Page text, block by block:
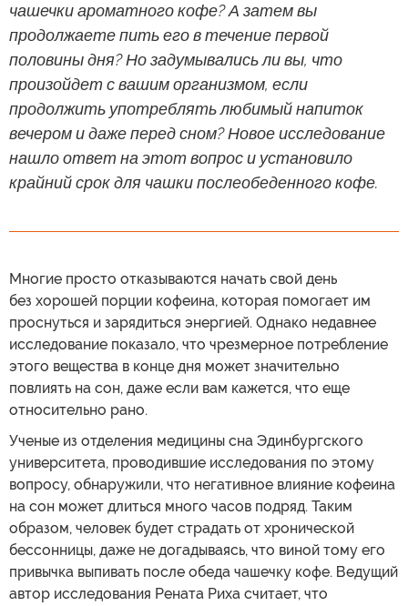
чашечки ароматного кофе? А затем вы
продолжаете пить его в течение первой
половины дня? Но задумывались ли вы, что
произойдет с вашим организмом, если
продолжить употреблять любимый напиток
вечером и даже перед сном? Новое исследование
нашло ответ на этот вопрос и установило
крайний срок для чашки послеобеденного кофе.
Многие просто отказываются начать свой день
без хорошей порции кофеина, которая помогает им
проснуться и зарядиться энергией. Однако недавнее
исследование показало, что чрезмерное потребление
этого вещества в конце дня может значительно
повлиять на сон, даже если вам кажется, что еще
относительно рано.
Ученые из отделения медицины сна Эдинбургского
университета, проводившие исследования по этому
вопросу, обнаружили, что негативное влияние кофеина
на сон может длиться много часов подряд. Таким
образом, человек будет страдать от хронической
бессонницы, даже не догадываясь, что виной тому его
привычка выпивать после обеда чашечку кофе. Ведущий
автор исследования Рената Риха считает, что